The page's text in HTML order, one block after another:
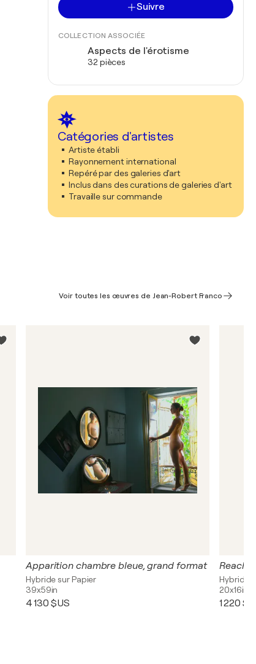
Suivre
COLLECTION ASSOCIÉE
Aspects de l'érotisme
32 pièces
Catégories d'artistes
Artiste établi
Rayonnement international
Repéré par des galeries d'art
Inclus dans des curations de galeries d'art
Travaille sur commande
Voir toutes les œuvres de Jean-Robert Franco
Apparition chambre bleue, grand format
Hybride sur Papier
39x59in
4 130 $US
Hybride
20x16in
1 220